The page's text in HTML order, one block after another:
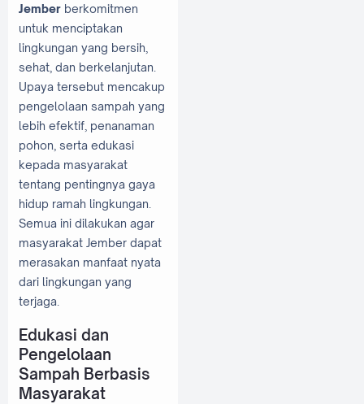
Jember berkomitmen
untuk menciptakan
lingkungan yang bersih,
sehat, dan berkelanjutan.
Upaya tersebut mencakup
pengelolaan sampah yang
lebih efektif, penanaman
pohon, serta edukasi
kepada masyarakat
tentang pentingnya gaya
hidup ramah lingkungan.
Semua ini dilakukan agar
masyarakat Jember dapat
merasakan manfaat nyata
dari lingkungan yang
terjaga.
Edukasi dan
Pengelolaan
Sampah Berbasis
Masyarakat